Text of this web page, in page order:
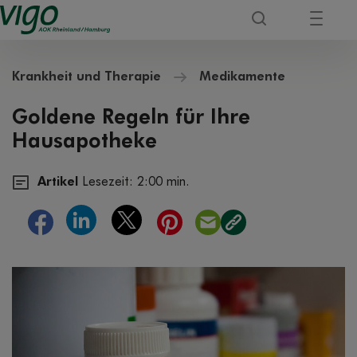
Krankheit und Therapie Medikamente
Goldene Regeln für Ihre
Hausapotheke
Artikel Lesezeit: 2:00 min.